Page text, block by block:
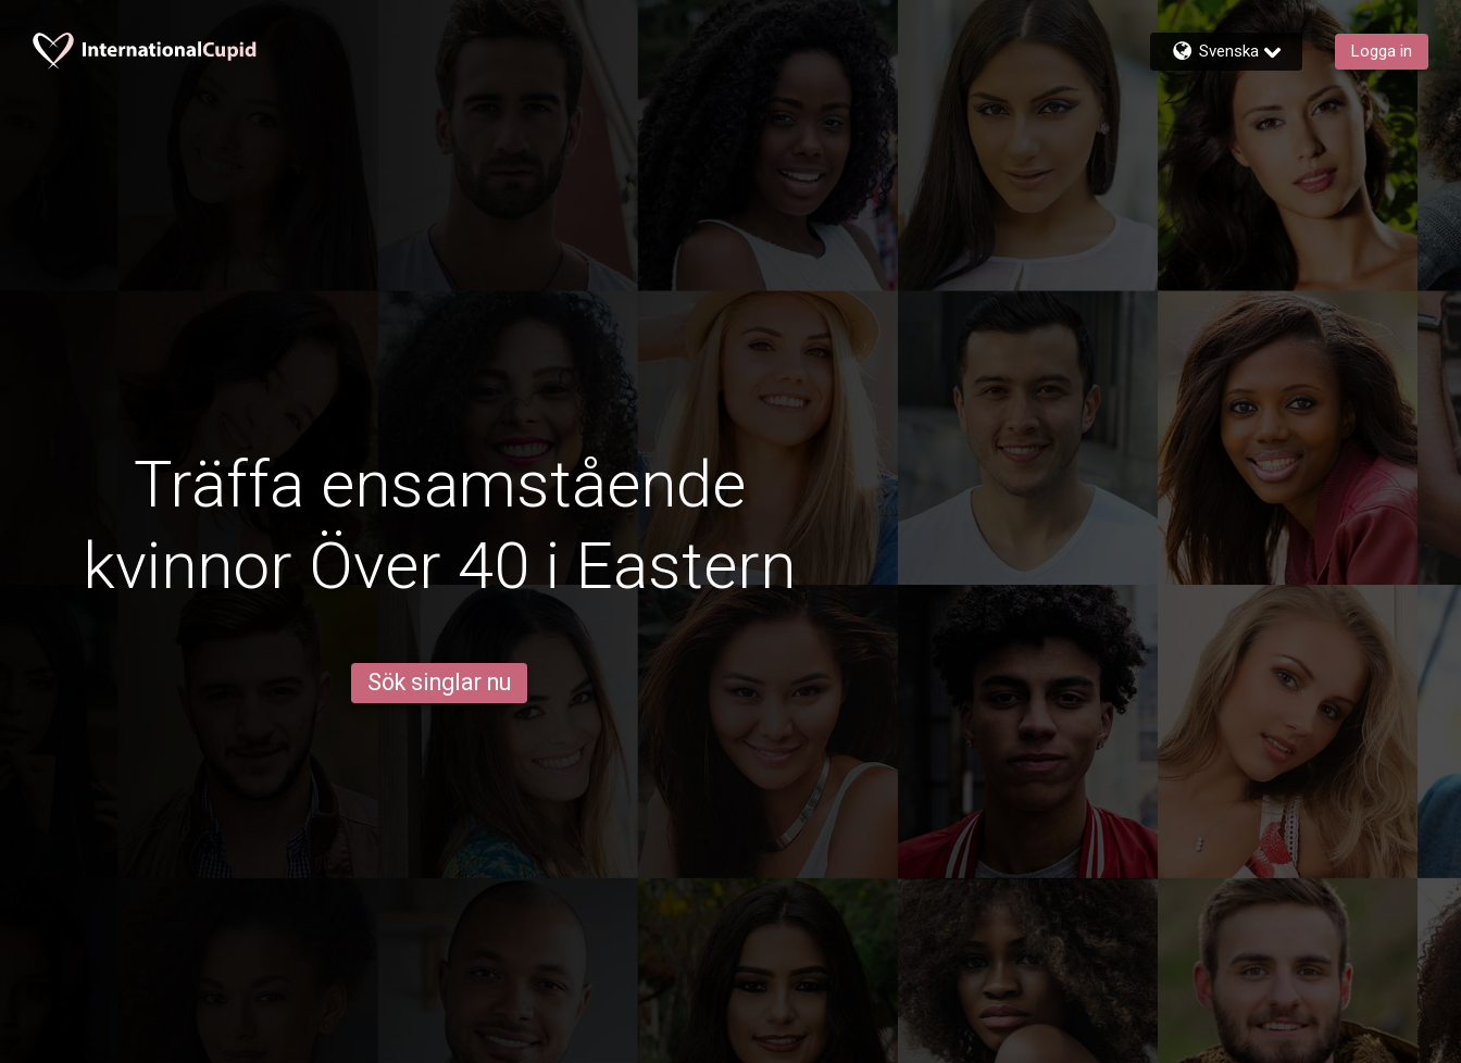
Svenska Logga in
Träffa ensamstående
kvinnor Över 40 i Eastern
Sök singlar nu